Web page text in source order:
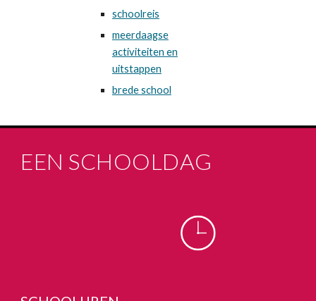
schoolreis
meerdaagse
activiteiten en
uitstappen
brede school
EEN SCHOOLDAG